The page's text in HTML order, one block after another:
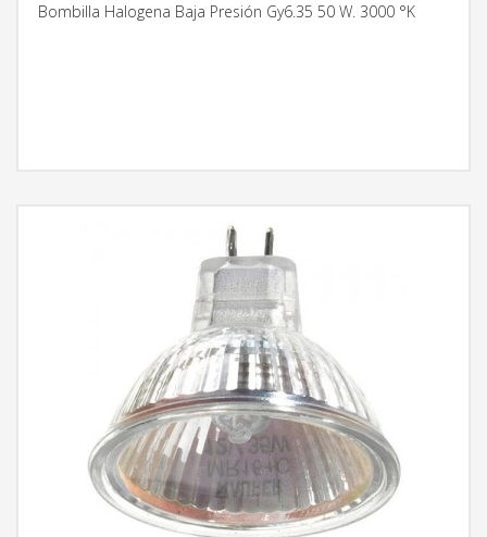
Bombilla Halogena Baja Presión Gy6.35 50 W. 3000 °K